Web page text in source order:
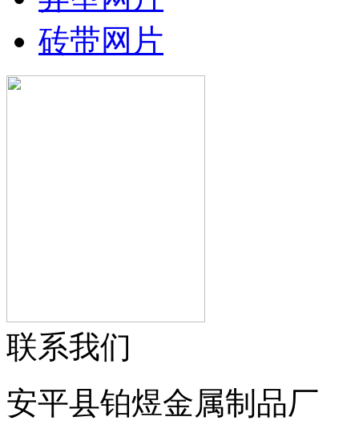
砖带网片
联系我们
安平县铂煜金属制品厂